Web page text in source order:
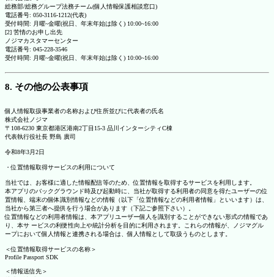
総務部/総務グループ法務チーム(個人情報保護相談窓口)
電話番号: 050-3116-1212(代表)
受付時間: 月曜~金曜(祝日、年末年始は除く) 10:00~16:00
[2] 苦情のお申し出先
ノジマカスタマーセンター
電話番号: 045-228-3546
受付時間: 月曜~金曜(祝日、年末年始は除く) 10:00~16:00
8. その他の公表事項
個人情報取扱事業者の名称および住所並びに代表者の氏名
株式会社ノジマ
〒108-6230 東京都港区港南2丁目15-3 品川インターシティC棟
代表執行役社長 野島 廣司
令和8年3月2日
・位置情報取得サービスの利用について
当社では、お客様に適した情報配信等のため、位置情報を取得するサービスを利用します。
本アプリのバックグラウンド時及び起動時に、当社が取得する利用者の同意を得たユーザーの位
置情報、端末の個体識別情報などの情報（以下「位置情報などの利用者情報」といいます）は、
当社から第三者へ提供を行う場合があります（下記ご参照下さい）。
位置情報などの利用者情報は、本アプリユーザー個人を識別することができない形式の情報であ
り、本サ ービスの利便性向上や統計分析を目的に利用されます。これらの情報が、ノジマグル
ープにおいて個人情報と連携される場合は、個人情報として取扱うものとします。
＜位置情報取得サービスの名称＞
Profile Passport SDK
＜情報送信先＞